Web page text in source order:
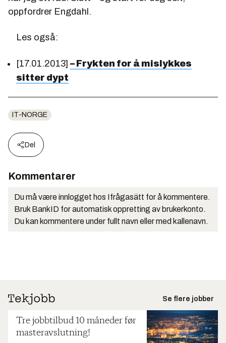
oppfordrer Engdahl.
Les også:
[17.01.2013] – Frykten for å mislykkes
sitter dypt
IT-NORGE
Del
Kommentarer
Du må være innlogget hos Ifrågasätt for å kommentere.
Bruk BankID for automatisk oppretting av brukerkonto.
Du kan kommentere under fullt navn eller med kallenavn.
Se flere jobber
Tre jobbtilbud 10 måneder før
masteravslutning!